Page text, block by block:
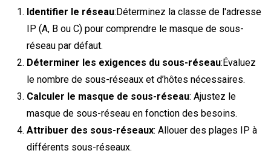
Identifier le réseau:Déterminez la classe de l'adresse
IP (A, B ou C) pour comprendre le masque de sous-
réseau par défaut.
Déterminer les exigences du sous-réseau:Évaluez
le nombre de sous-réseaux et d’hôtes nécessaires.
Calculer le masque de sous-réseau: Ajustez le
masque de sous-réseau en fonction des besoins.
Attribuer des sous-réseaux: Allouer des plages IP à
différents sous-réseaux.